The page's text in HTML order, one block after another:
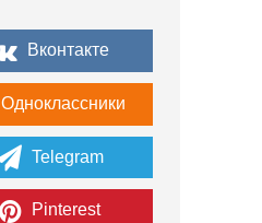
Вконтакте
Одноклассники
Telegram
Pinterest